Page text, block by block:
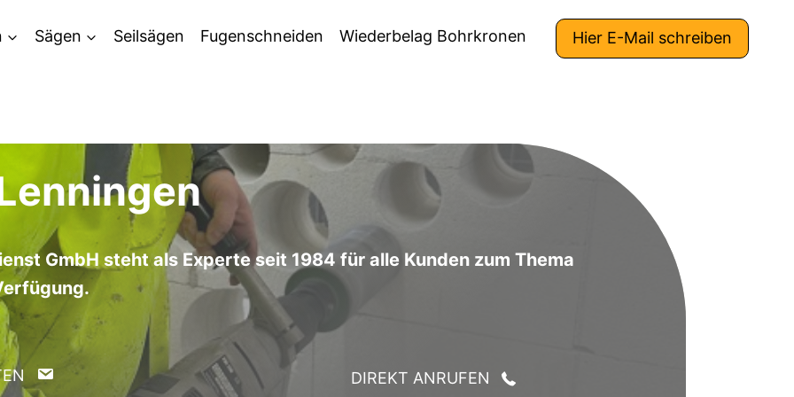
Sägen Seilsägen Fugenschneiden Wiederbelag Bohrkronen Hier E-Mail schreiben
GmbH steht als Experte seit 1984 für alle Kunden zum Thema
DIREKT ANRUFEN